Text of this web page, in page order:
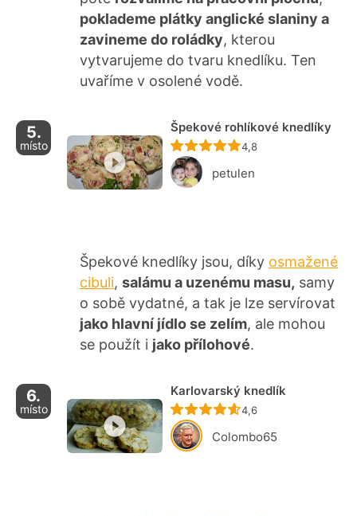
poklademe plátky anglické slaniny a
zavineme do roládky, kterou
vytvarujeme do tvaru knedlíku. Ten
uvaříme v osolené vodě.
5.
místo
Špekové rohlíkové knedlíky
Recept ještě nebyl
4,8
petulen
Špekové knedlíky jsou, díky osmažené
cibuli, salámu a uzenému masu, samy
o sobě vydatné, a tak je lze servírovat
jako hlavní jídlo se zelím, ale mohou
se použít i jako přílohové.
6.
místo
Karlovarský knedlík
Recept ještě nebyl
4,6
Colombo65